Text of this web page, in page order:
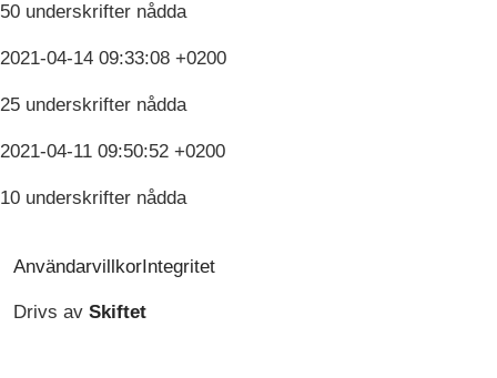
50 underskrifter nådda
2021-04-14 09:33:08 +0200
25 underskrifter nådda
2021-04-11 09:50:52 +0200
10 underskrifter nådda
AnvändarvillkorIntegritet
Drivs av Skiftet